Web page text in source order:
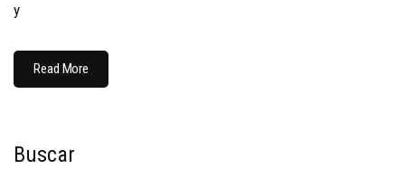
y
Read More
Buscar